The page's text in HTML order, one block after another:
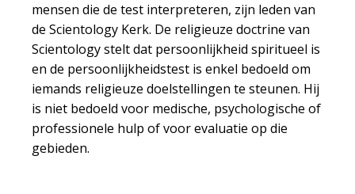
mensen die de test interpreteren, zijn leden van
de Scientology Kerk. De religieuze doctrine van
Scientology stelt dat persoonlijkheid spiritueel is
en de persoonlijkheidstest is enkel bedoeld om
iemands religieuze doelstellingen te steunen. Hij
is niet bedoeld voor medische, psychologische of
professionele hulp of voor evaluatie op die
gebieden.